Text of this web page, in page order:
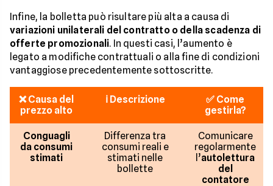
Infine, la bolletta può risultare più alta a causa di
variazioni unilaterali del contratto o della scadenza di
offerte promozionali. In questi casi, l’aumento è
legato a modifiche contrattuali o alla fine di condizioni
vantaggiose precedentemente sottoscritte.
❌ Causa del
prezzo alto
ℹ️ Descrizione
✅ Come
gestirla?
Conguagli
da consumi
stimati
Differenza tra
consumi reali e
stimati nelle
bollette
Comunicare
regolarmente
l’autolettura
del
contatore